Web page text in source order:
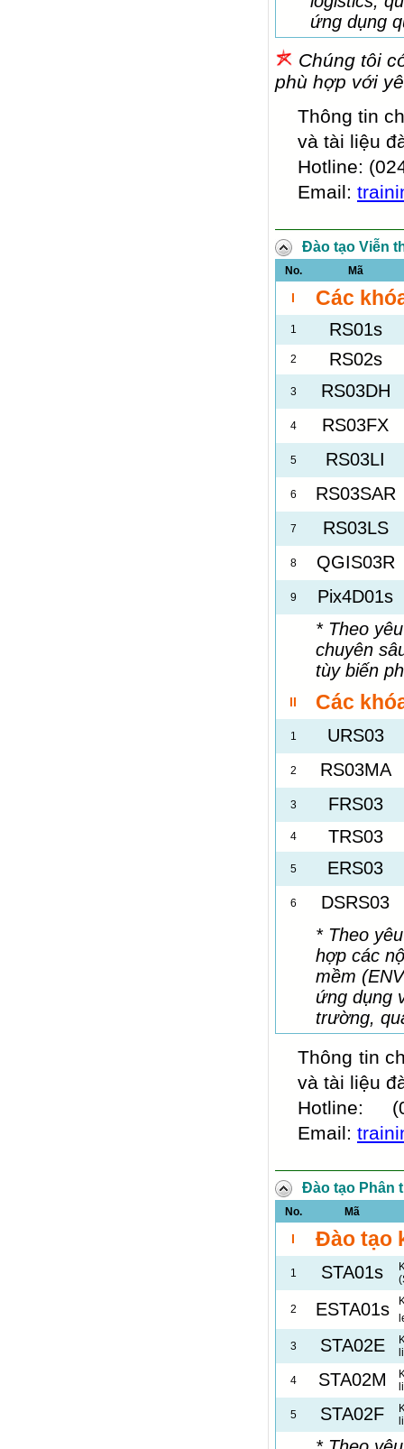
ứng dụng
Chúng tôi
phù hợp với
Thông tin
và tài liệu
Hotline:
Email:
Đào tạo Viễn
No. Mã
I Các
1 RS01s
2 RS02s
3 RS03DH
4 RS03FX
5 RS03LI
6 RS03SAR
7 RS03LS
8 QGIS03R
9
Pix4D01s
* Theo
chuyên
tùy biến
II Các
1 URS03
2 RS03MA
3 FRS03
4 TRS03
5 ERS03
6
DSRS03
* Theo
hợp các
mềm
ứng dụng
trường,
Thông tin
và tài liệu
Hotline:
Email:
Đào tạo Phân
No. Mã
I Đào tạo
1 STA01s
2 ESTA01s
3 STA02E
4 STA02M
5 STA02F